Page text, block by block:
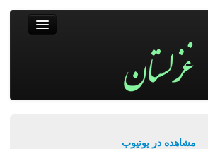
مشاهده در یوتیوب